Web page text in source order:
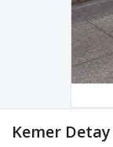
Kemer Detay